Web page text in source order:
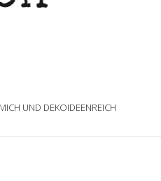
UND DEKOIDEENREICH